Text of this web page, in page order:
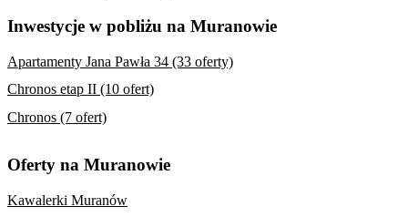
Inwestycje w pobliżu na Muranowie
Apartamenty Jana Pawła 34 (33 oferty)
Chronos etap II (10 ofert)
Chronos (7 ofert)
Oferty na Muranowie
Kawalerki Muranów